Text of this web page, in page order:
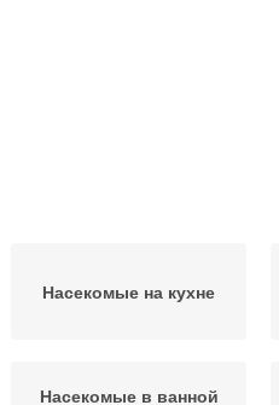
Насекомые на кухне
Насекомые в ванной